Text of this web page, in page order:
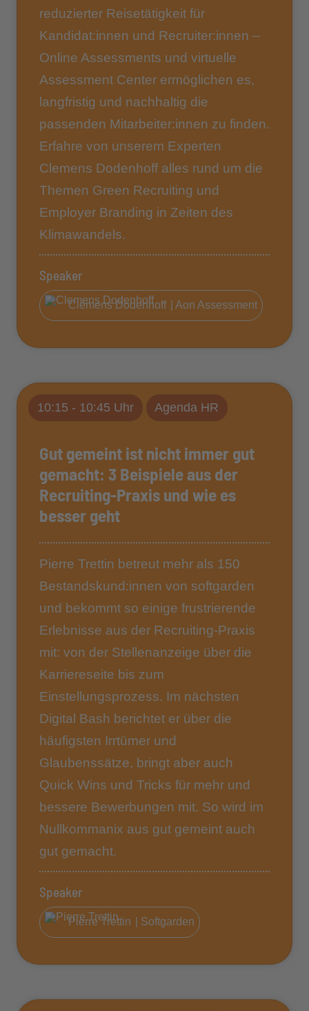
reduzierter Reisetätigkeit für
Kandidat:innen und Recruiter:innen –
Online Assessments und virtuelle
Assessment Center ermöglichen es,
langfristig und nachhaltig die
passenden Mitarbeiter:innen zu finden.
Erfahre von unserem Experten
Clemens Dodenhoff alles rund um die
Themen Green Recruiting und
Employer Branding in Zeiten des
Klimawandels.
Speaker
Clemens Dodenhoff | Aon Assessment
10:15 - 10:45 Uhr Agenda HR
Gut gemeint ist nicht immer gut
gemacht: 3 Beispiele aus der
Recruiting-Praxis und wie es
besser geht
Pierre Trettin betreut mehr als 150
Bestandskund:innen von softgarden
und bekommt so einige frustrierende
Erlebnisse aus der Recruiting-Praxis
mit: von der Stellenanzeige über die
Karriereseite bis zum
Einstellungsprozess. Im nächsten
Digital Bash berichtet er über die
häufigsten Irrtümer und
Glaubenssätze, bringt aber auch
Quick Wins und Tricks für mehr und
bessere Bewerbungen mit. So wird im
Nullkommanix aus gut gemeint auch
gut gemacht.
Speaker
Pierre Trettin | Softgarden